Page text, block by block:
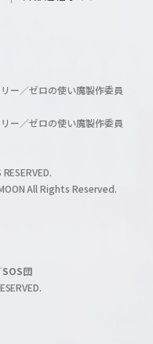
ー／ゼロの使い魔製作委員
ー／ゼロの使い魔製作委員
All Rights Reserved.
SOS団